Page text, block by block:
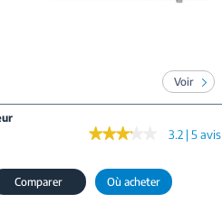
Voir
★★★★★
★★★★★ 3.2 | 5 avis
Comparer Où acheter